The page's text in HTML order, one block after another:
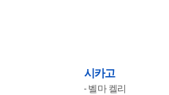
시카고
벨마 켈리